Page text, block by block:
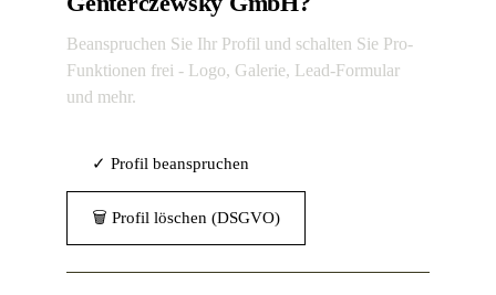
Beanspruchen Sie Ihr Profil und schalten Sie Pro-
Funktionen frei - Logo, Galerie, Lead-Formular
und mehr.
✓ Profil beanspruchen
🗑 Profil löschen (DSGVO)